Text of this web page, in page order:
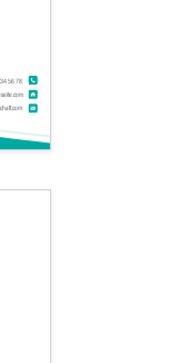
56 78